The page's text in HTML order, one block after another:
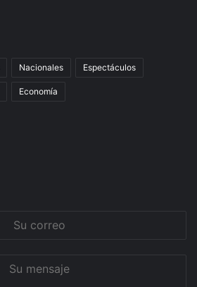
Nacionales Espectáculos
Economía